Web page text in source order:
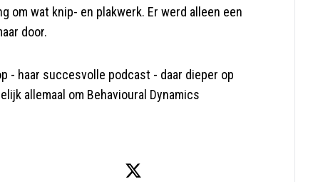
om wat knip- en plakwerk. Er werd alleen een
door.
- haar succesvolle podcast - daar dieper op
allemaal om Behavioural Dynamics